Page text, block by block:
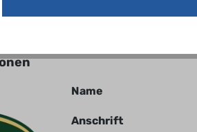
Glas
Name
Anschrift